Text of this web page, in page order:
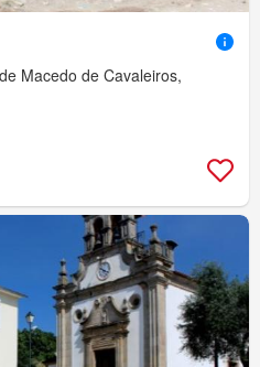
Macedo de Cavaleiros,